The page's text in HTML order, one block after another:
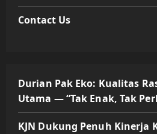
Contact Us
Durian Pak Eko: Kualitas
Utama — “Tak Enak, Tak
KJN Dukung Penuh Kinerja